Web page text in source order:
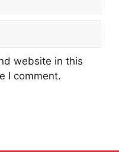
website in this
I comment.